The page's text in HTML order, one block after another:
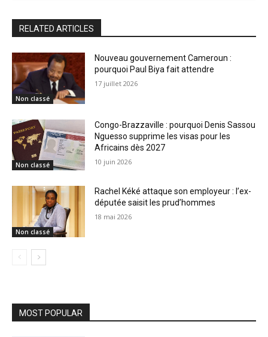
RELATED ARTICLES
Non classé
Nouveau gouvernement Cameroun :
pourquoi Paul Biya fait attendre
17 juillet 2026
Non classé
Congo-Brazzaville : pourquoi Denis Sassou
Nguesso supprime les visas pour les
Africains dès 2027
10 juin 2026
Non classé
Rachel Kéké attaque son employeur : l’ex-
députée saisit les prud’hommes
18 mai 2026
MOST POPULAR